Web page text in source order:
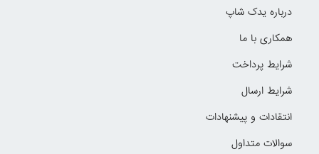
درباره یدک شاپ
همکاری با ما
شرایط پرداخت
شرایط ارسال
انتقادات و پیشنهادات
سوالات متداول